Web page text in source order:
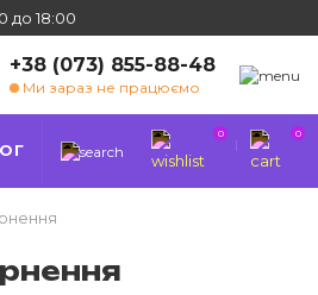
до 18:00
+38 (073) 855-88-48
Ми зараз не працюємо
0 0